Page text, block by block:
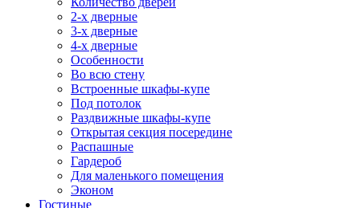
2-х дверные
3-х дверные
4-х дверные
Особенности
Во всю стену
Встроенные шкафы-купе
Под потолок
Раздвижные шкафы-купе
Открытая секция посередине
Распашные
Гардероб
Для маленького помещения
Эконом
Гостиные